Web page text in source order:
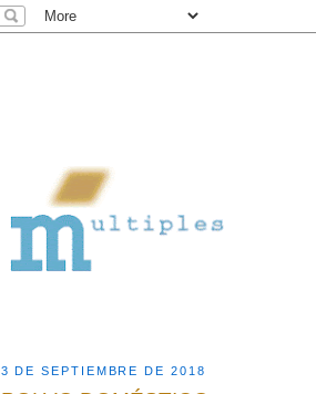
3 DE SEPTIEMBRE DE 2018